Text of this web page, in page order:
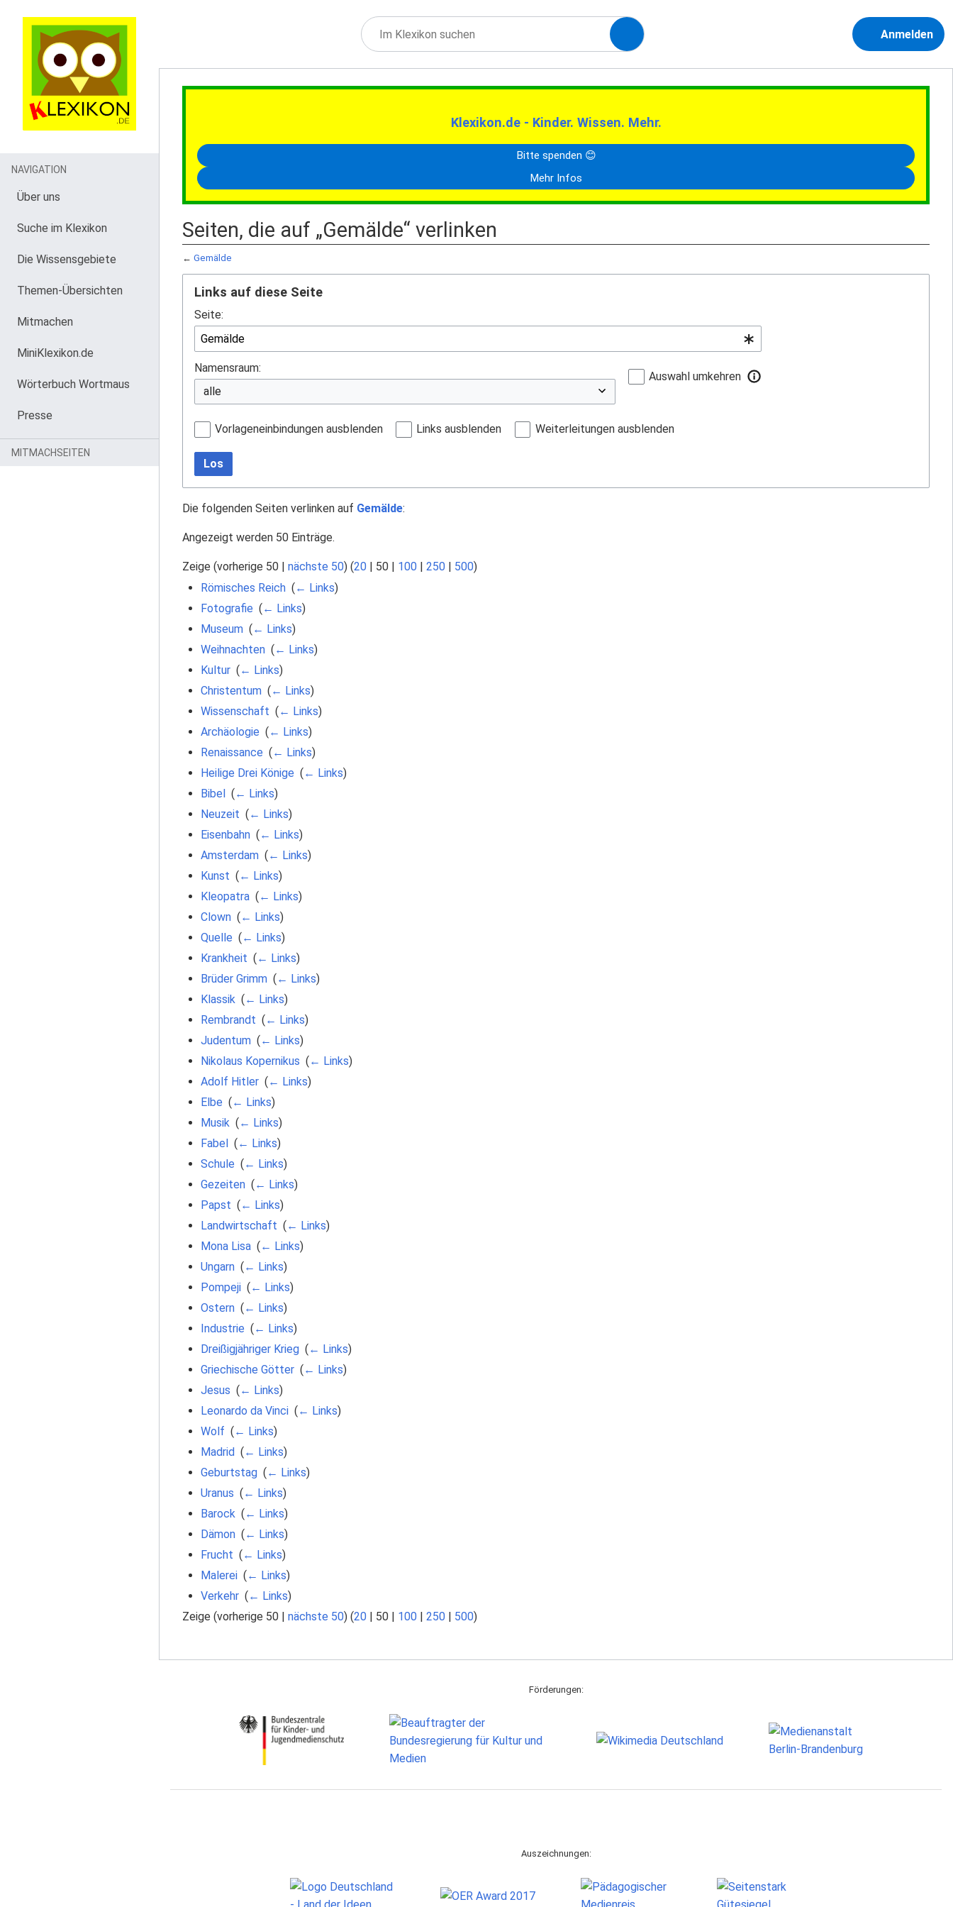
Anmelden
Klexikon.de - Kinder. Wissen. Mehr.
Bitte spenden 😊
Mehr Infos
Seiten, die auf „Gemälde“ verlinken
← Gemälde
Links auf diese Seite
Seite:
Namensraum:
Auswahl umkehren
Vorlageneinbindungen ausblenden Links ausblenden Weiterleitungen ausblenden
Los
Die folgenden Seiten verlinken auf Gemälde:
Angezeigt werden 50 Einträge.
Zeige (vorherige 50 | nächste 50) (20 | 50 | 100 | 250 | 500)
Römisches Reich‎ (← Links)
Fotografie (← Links)
Museum‎ (← Links)
Weihnachten‎ (← Links)
Kultur‎ (← Links)
Christentum‎ (← Links)
Wissenschaft (← Links)
Archäologie (← Links)
Renaissance (← Links)
Heilige Drei Könige (← Links)
Bibel‎ (← Links)
Neuzeit (← Links)
Eisenbahn‎ (← Links)
Amsterdam‎ (← Links)
Kunst (← Links)
Kleopatra‎ (← Links)
Clown‎ (← Links)
Quelle (← Links)
Krankheit (← Links)
Brüder Grimm‎ (← Links)
Klassik (← Links)
Rembrandt (← Links)
Judentum‎ (← Links)
Nikolaus Kopernikus (← Links)
Adolf Hitler‎ (← Links)
Elbe (← Links)
Musik (← Links)
Fabel‎ (← Links)
Schule (← Links)
Gezeiten‎ (← Links)
Papst (← Links)
Landwirtschaft (← Links)
Mona Lisa‎ (← Links)
Ungarn‎ (← Links)
Pompeji‎ (← Links)
Ostern‎ (← Links)
Industrie (← Links)
Dreißigjähriger Krieg‎ (← Links)
Griechische Götter‎ (← Links)
Jesus (← Links)
Leonardo da Vinci‎ (← Links)
Wolf (← Links)
Madrid‎ (← Links)
Geburtstag‎ (← Links)
Uranus (← Links)
Barock (← Links)
Dämon‎ (← Links)
Frucht (← Links)
Malerei‎ (← Links)
Verkehr‎ (← Links)
Zeige (vorherige 50 | nächste 50) (20 | 50 | 100 | 250 | 500)
NAVIGATION
Über uns
Suche im Klexikon
Die Wissensgebiete
Themen-Übersichten
Mitmachen
MiniKlexikon.de
Wörterbuch Wortmaus
Presse
MITMACHSEITEN
Förderungen:
Auszeichnungen: